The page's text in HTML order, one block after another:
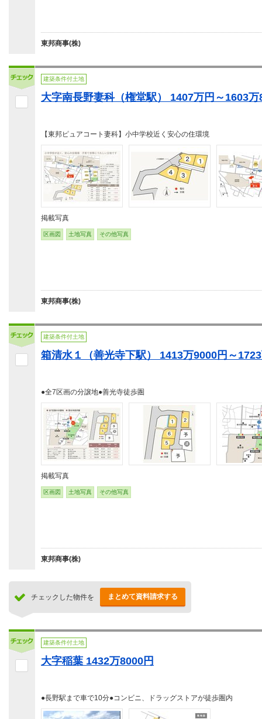
東邦商事(株)
建築条件付土地
大字南長野妻科（権堂駅） 1407万円～1603万
【東邦ピュアコート妻科】小中学校近く安心の住環境
掲載写真
区画図 土地写真 その他写真
東邦商事(株)
建築条件付土地
箱清水１（善光寺下駅） 1413万9000円～
●全7区画の分譲地●善光寺徒歩圏
掲載写真
区画図 土地写真 その他写真
東邦商事(株)
チェックした物件を まとめて資料請求する
建築条件付土地
大字稲葉 1432万8000円
●長野駅まで車で10分●コンビニ、ドラッグストアが徒歩圏内